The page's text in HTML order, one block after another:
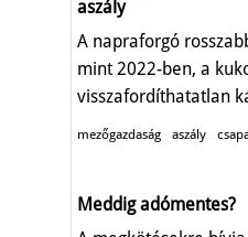
aszály
A napraforgó
mint 2022-ben, a
visszafordíthatatlan
mezőgazdaság aszály
Meddig adómentes?